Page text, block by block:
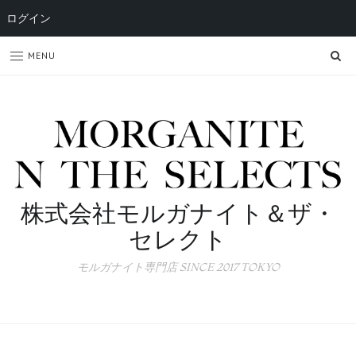
MENU
株式会社モルガナイト＆ザ・
セレクト
モルガナイト専門店 SINCE 2017 TOKYO
ログイン